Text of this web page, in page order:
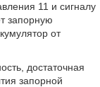
11 и сигналу
запорную
от
достаточная
запорной